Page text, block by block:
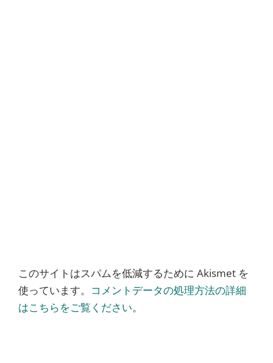
このサイトはスパムを低減するために Akismet を
使っています。 コメントデータの処理方法の詳細
はこちらをご覧ください。